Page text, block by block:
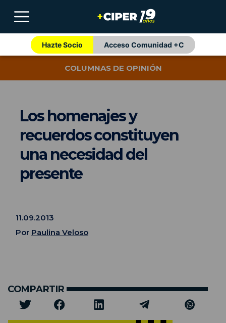
Hazte Socio Acceso Comunidad +C
COLUMNAS DE OPINIÓN
Los homenajes y
recuerdos constituyen
una necesidad del
presente
11.09.2013
Por Paulina Veloso
COMPARTIR